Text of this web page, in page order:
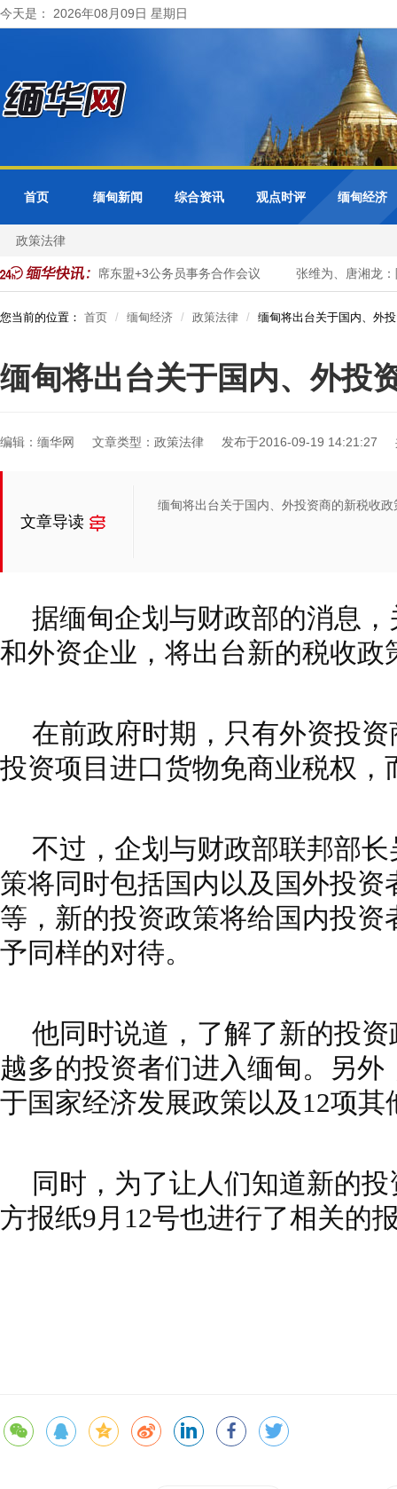
今天是： 2026年08月09日 星期日
首页 缅甸新闻 综合资讯 观点时评 缅甸经济
政策法律
型 缅甸出席东盟+3公务员事务合作会议 张维为、唐湘龙：
您当前的位置： 首页 缅甸经济 政策法律 缅甸将出台关于国内、外
缅甸将出台关于国内、外投
编辑：缅华网 文章类型：政策法律 发布于2016-09-19 14:21:27
文章导读
缅甸将出台关于国内、外投资商的新税收政
据缅甸企划与财政部的消息，
和外资企业， 将出台新的税收政
在前政府时期，只有外资投
投资项目进口货物免商业税权，
不过， 企划与财政部联邦部
策将同时包括国内以及国外投资
等，新的投资政策将给国内投
予同样的对待。
他同时说道，了解了新的投
越多的投资者们进入缅甸。另
于国家经济发展政策以及12项其
同时， 为了让人们知道新的
方报纸9月12号也进行了相关的